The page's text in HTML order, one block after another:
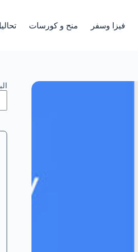
فيزا وسفر منح و كورسات